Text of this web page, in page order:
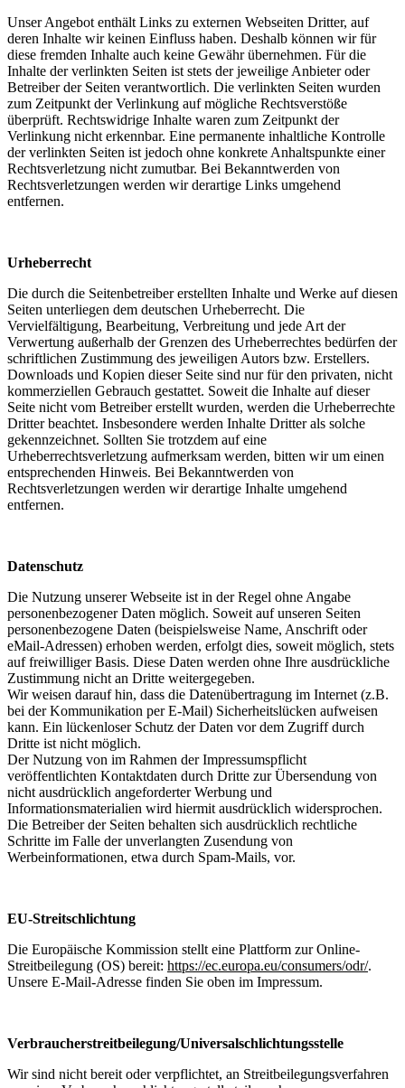
Unser Angebot enthält Links zu externen Webseiten Dritter, auf
deren Inhalte wir keinen Einfluss haben. Deshalb können wir für
diese fremden Inhalte auch keine Gewähr übernehmen. Für die
Inhalte der verlinkten Seiten ist stets der jeweilige Anbieter oder
Betreiber der Seiten verantwortlich. Die verlinkten Seiten wurden
zum Zeitpunkt der Verlinkung auf mögliche Rechtsverstöße
überprüft. Rechtswidrige Inhalte waren zum Zeitpunkt der
Verlinkung nicht erkennbar. Eine permanente inhaltliche Kontrolle
der verlinkten Seiten ist jedoch ohne konkrete Anhaltspunkte einer
Rechtsverletzung nicht zumutbar. Bei Bekanntwerden von
Rechtsverletzungen werden wir derartige Links umgehend
entfernen.
Urheberrecht
Die durch die Seitenbetreiber erstellten Inhalte und Werke auf diesen
Seiten unterliegen dem deutschen Urheberrecht. Die
Vervielfältigung, Bearbeitung, Verbreitung und jede Art der
Verwertung außerhalb der Grenzen des Urheberrechtes bedürfen der
schriftlichen Zustimmung des jeweiligen Autors bzw. Erstellers.
Downloads und Kopien dieser Seite sind nur für den privaten, nicht
kommerziellen Gebrauch gestattet. Soweit die Inhalte auf dieser
Seite nicht vom Betreiber erstellt wurden, werden die Urheberrechte
Dritter beachtet. Insbesondere werden Inhalte Dritter als solche
gekennzeichnet. Sollten Sie trotzdem auf eine
Urheberrechtsverletzung aufmerksam werden, bitten wir um einen
entsprechenden Hinweis. Bei Bekanntwerden von
Rechtsverletzungen werden wir derartige Inhalte umgehend
entfernen.
Datenschutz
Die Nutzung unserer Webseite ist in der Regel ohne Angabe
personenbezogener Daten möglich. Soweit auf unseren Seiten
personenbezogene Daten (beispielsweise Name, Anschrift oder
eMail-Adressen) erhoben werden, erfolgt dies, soweit möglich, stets
auf freiwilliger Basis. Diese Daten werden ohne Ihre ausdrückliche
Zustimmung nicht an Dritte weitergegeben.
Wir weisen darauf hin, dass die Datenübertragung im Internet (z.B.
bei der Kommunikation per E-Mail) Sicherheitslücken aufweisen
kann. Ein lückenloser Schutz der Daten vor dem Zugriff durch
Dritte ist nicht möglich.
Der Nutzung von im Rahmen der Impressumspflicht
veröffentlichten Kontaktdaten durch Dritte zur Übersendung von
nicht ausdrücklich angeforderter Werbung und
Informationsmaterialien wird hiermit ausdrücklich widersprochen.
Die Betreiber der Seiten behalten sich ausdrücklich rechtliche
Schritte im Falle der unverlangten Zusendung von
Werbeinformationen, etwa durch Spam-Mails, vor.
EU-Streitschlichtung
Die Europäische Kommission stellt eine Plattform zur Online-
Streitbeilegung (OS) bereit: https://ec.europa.eu/consumers/odr/.
Unsere E-Mail-Adresse finden Sie oben im Impressum.
Verbraucher­streit­beilegung/Universal­schlichtungs­stelle
Wir sind nicht bereit oder verpflichtet, an Streitbeilegungsverfahren